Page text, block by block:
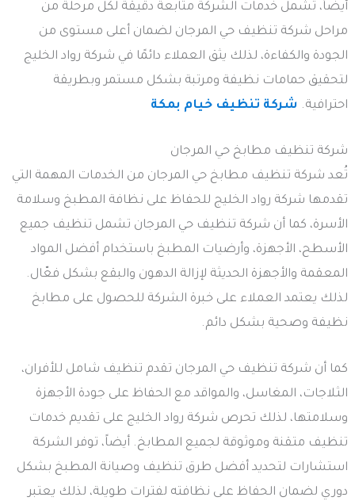
أيضاً، تشمل خدمات الشركة متابعة دقيقة لكل مرحلة من
مراحل شركة تنظيف حي المرجان لضمان أعلى مستوى من
الجودة والكفاءة، لذلك يثق العملاء دائمًا في شركة رواد الخليج
لتحقيق حمامات نظيفة ومرتبة بشكل مستمر وبطريقة
احترافية. شركة تنظيف خيام بمكة
شركة تنظيف مطابخ حي المرجان
تُعد شركة تنظيف مطابخ حي المرجان من الخدمات المهمة التي
تقدمها شركة رواد الخليج للحفاظ على نظافة المطبخ وسلامة
الأسرة، كما أن شركة تنظيف حي المرجان تشمل تنظيف جميع
الأسطح، الأجهزة، وأرضيات المطبخ باستخدام أفضل المواد
المعقمة والأجهزة الحديثة لإزالة الدهون والبقع بشكل فعّال.
لذلك يعتمد العملاء على خبرة الشركة للحصول على مطابخ
نظيفة وصحية بشكل دائم.
كما أن شركة تنظيف حي المرجان تقدم تنظيف شامل للأفران،
الثلاجات، المغاسل، والمواقد مع الحفاظ على جودة الأجهزة
وسلامتها، لذلك تحرص شركة رواد الخليج على تقديم خدمات
تنظيف متقنة وموثوقة لجميع المطابخ. أيضاً، توفر الشركة
استشارات لتحديد أفضل طرق تنظيف وصيانة المطبخ بشكل
دوري لضمان الحفاظ على نظافته لفترات طويلة، لذلك يعتبر